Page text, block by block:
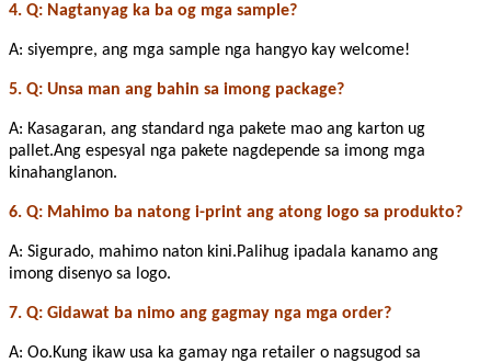
4. Q: Nagtanyag ka ba og mga sample?
A: siyempre, ang mga sample nga hangyo kay welcome!
5. Q: Unsa man ang bahin sa imong package?
A: Kasagaran, ang standard nga pakete mao ang karton ug
pallet.Ang espesyal nga pakete nagdepende sa imong mga
kinahanglanon.
6. Q: Mahimo ba natong i-print ang atong logo sa produkto?
A: Sigurado, mahimo naton kini.Palihug ipadala kanamo ang
imong disenyo sa logo.
7. Q: Gidawat ba nimo ang gagmay nga mga order?
A: Oo.Kung ikaw usa ka gamay nga retailer o nagsugod sa